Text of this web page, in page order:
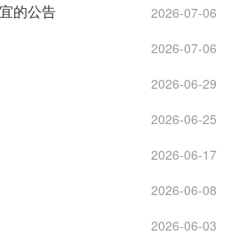
的公告 2026-07-06
2026-07-06
2026-06-29
2026-06-25
2026-06-17
2026-06-08
2026-06-03